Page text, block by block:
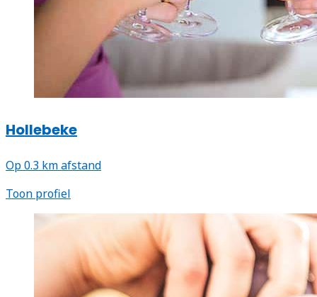
Hollebeke
Op 0.3 km afstand
Toon profiel